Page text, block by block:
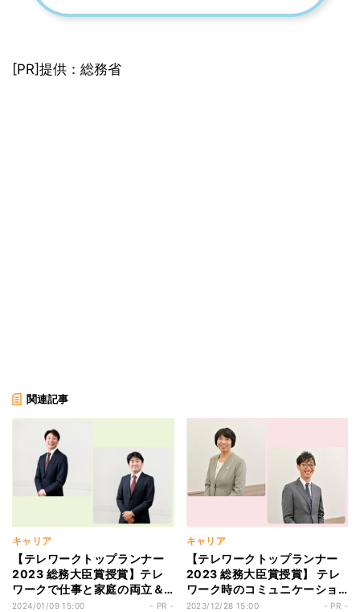
[PR]提供：総務省
関連記事
キャリア
【テレワークトップランナー
2023 総務大臣賞授賞】テレ
ワークで仕事と家庭の両立＆
優秀な人材確保を実現した企
2024/01/09 15:00 - PR -
キャリア
【テレワークトップランナー
2023 総務大臣賞授賞】 テレ
ワーク時のコミュニケーショ
ン面・マネジメント面の課題
2023/12/28 15:00 - PR -